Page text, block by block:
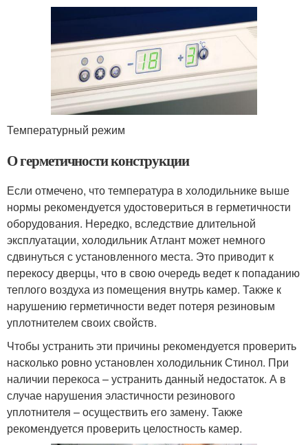
Температурный режим
О герметичности конструкции
Если отмечено, что температура в холодильнике выше
нормы рекомендуется удостовериться в герметичности
оборудования. Нередко, вследствие длительной
эксплуатации, холодильник Атлант может немного
сдвинуться с установленного места. Это приводит к
перекосу дверцы, что в свою очередь ведет к попаданию
теплого воздуха из помещения внутрь камер. Также к
нарушению герметичности ведет потеря резиновым
уплотнителем своих свойств.
Чтобы устранить эти причины рекомендуется проверить
насколько ровно установлен холодильник Стинол. При
наличии перекоса – устранить данный недостаток. А в
случае нарушения эластичности резинового
уплотнителя – осуществить его замену. Также
рекомендуется проверить целостность камер.